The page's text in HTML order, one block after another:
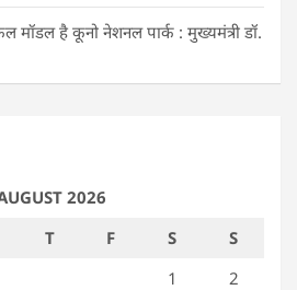
मॉडल है कूनो नेशनल पार्क : मुख्यमंत्री डॉ.
2026
T F S
S
1
2